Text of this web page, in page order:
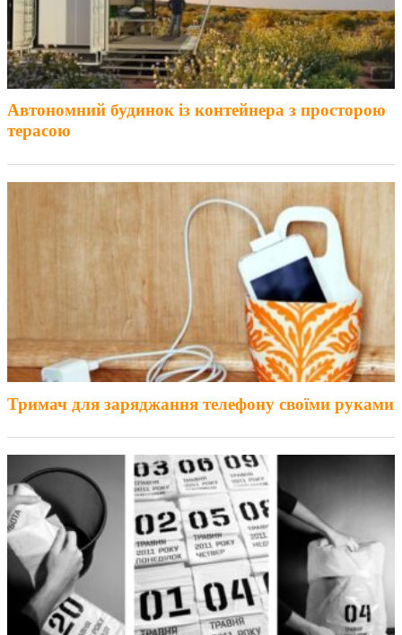
Автономний будинок із контейнера з просторою
терасою
Тримач для заряджання телефону своїми руками